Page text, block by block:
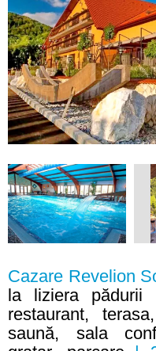
Cazare Revelion
la liziera pădurii
restaurant,
saună, sala